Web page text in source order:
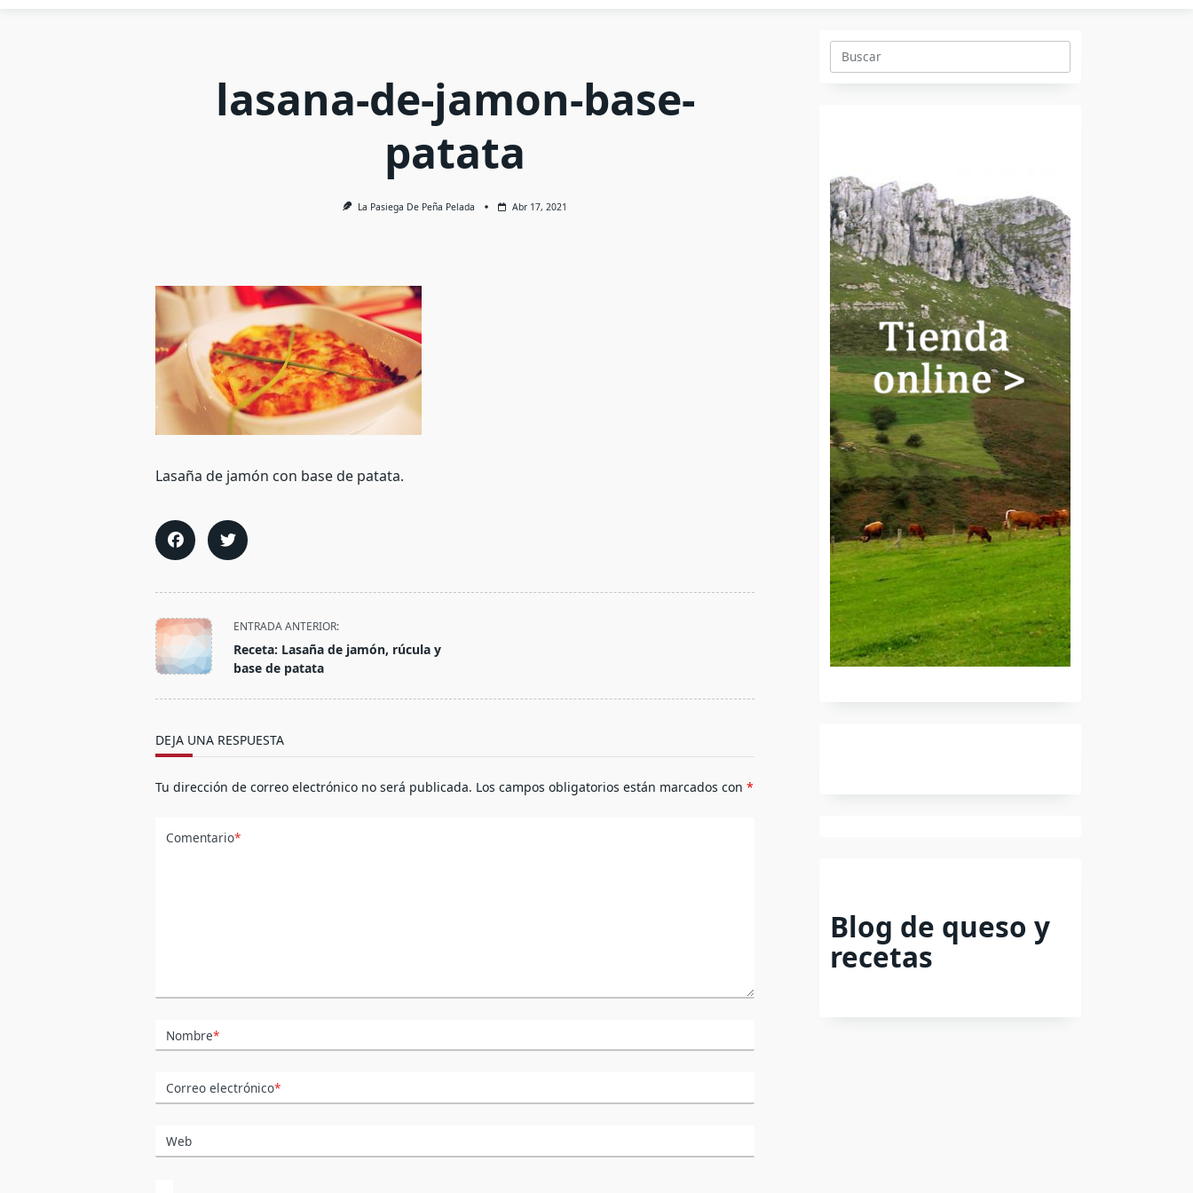
lasana-de-jamon-base-
patata
La Pasiega De Peña Pelada Abr 17, 2021
Lasaña de jamón con base de patata.
<span
class="nav-
subtitle
ENTRADA ANTERIOR:
Receta: Lasaña de jamón, rúcula y
base de patata
DEJA UNA RESPUESTA
Tu dirección de correo electrónico no será publicada. Los campos obligatorios están marcados con*
Comentario*
Nombre*
Correo electrónico*
Web
Buscar:
Blog de queso y
recetas